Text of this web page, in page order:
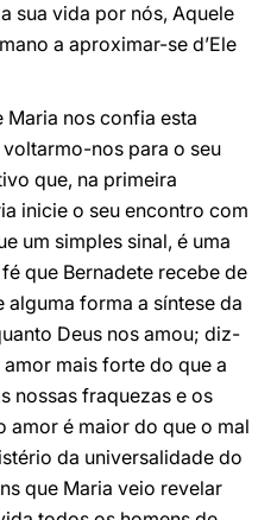
sua vida por nós, Aquele
a aproximar-se d’Ele
Maria nos confia esta
nos para o seu
que, na primeira
inicie o seu encontro com
um simples sinal, é uma
que Bernadete recebe de
alguma forma a síntese da
Deus nos amou; diz-
mais forte do que a
nossas fraquezas e os
amor é maior do que o mal
da universalidade do
que Maria veio revelar